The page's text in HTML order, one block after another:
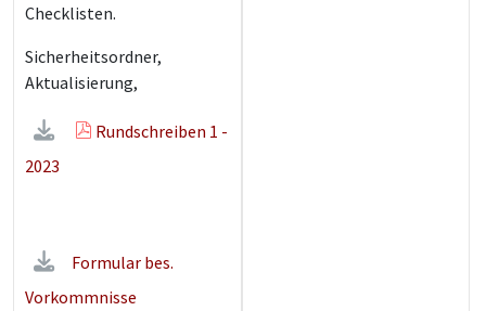
Checklisten.
Sicherheitsordner,
Aktualisierung,
Rundschreiben 1 -
2023
Formular bes.
Vorkommnisse